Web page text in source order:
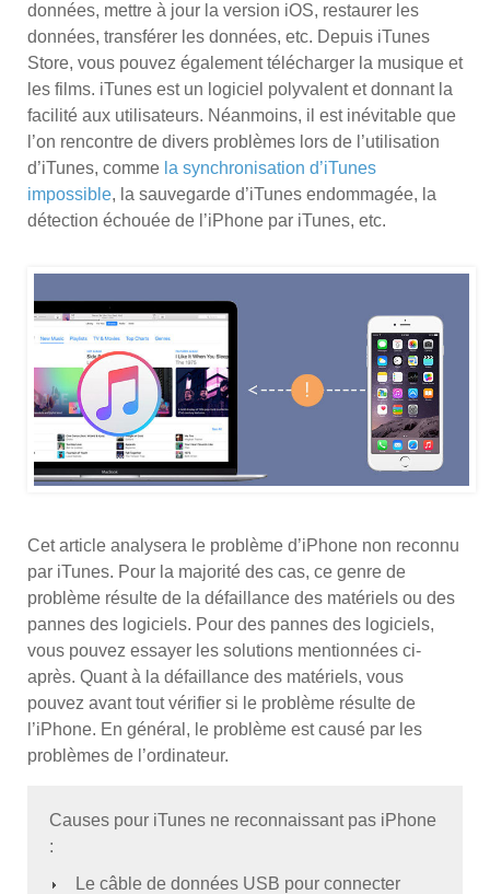
données, mettre à jour la version iOS, restaurer les
données, transférer les données, etc. Depuis iTunes
Store, vous pouvez également télécharger la musique et
les films. iTunes est un logiciel polyvalent et donnant la
facilité aux utilisateurs. Néanmoins, il est inévitable que
l’on rencontre de divers problèmes lors de l’utilisation
d’iTunes, comme la synchronisation d’iTunes
impossible, la sauvegarde d’iTunes endommagée, la
détection échouée de l’iPhone par iTunes, etc.
Cet article analysera le problème d’iPhone non reconnu
par iTunes. Pour la majorité des cas, ce genre de
problème résulte de la défaillance des matériels ou des
pannes des logiciels. Pour des pannes des logiciels,
vous pouvez essayer les solutions mentionnées ci-
après. Quant à la défaillance des matériels, vous
pouvez avant tout vérifier si le problème résulte de
l’iPhone. En général, le problème est causé par les
problèmes de l’ordinateur.
Causes pour iTunes ne reconnaissant pas iPhone
:
Le câble de données USB pour connecter